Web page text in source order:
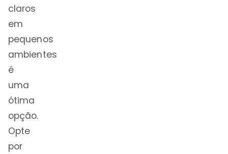
claros
em
pequenos
ambientes
é
uma
ótima
opção.
Opte
por